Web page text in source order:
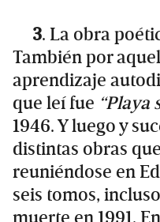
3. La obra
También por
aprendizaje
que leí fue “Playa
1946. Y luego y
distintas obras
reuniéndose en
seis tomos,